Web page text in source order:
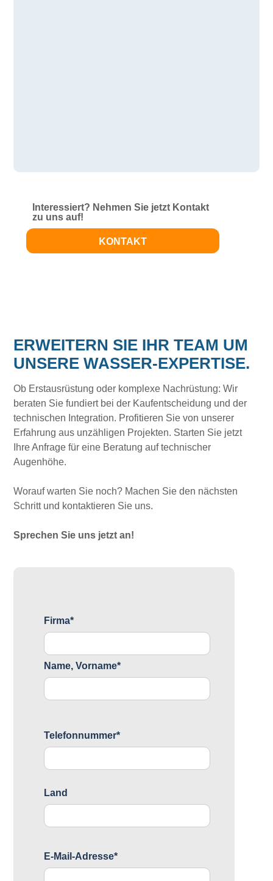
Interessiert? Nehmen Sie jetzt Kontakt
zu uns auf!
KONTAKT
ERWEITERN SIE IHR TEAM UM
UNSERE WASSER-EXPERTISE.
Ob Erstausrüstung oder komplexe Nachrüstung: Wir
beraten Sie fundiert bei der Kaufentscheidung und der
technischen Integration. Profitieren Sie von unserer
Erfahrung aus unzähligen Projekten. Starten Sie jetzt
Ihre Anfrage für eine Beratung auf technischer
Augenhöhe.
Worauf warten Sie noch? Machen Sie den nächsten
Schritt und kontaktieren Sie uns.
Sprechen Sie uns jetzt an!
Firma*
Name, Vorname*
Telefonnummer*
Land
E-Mail-Adresse*